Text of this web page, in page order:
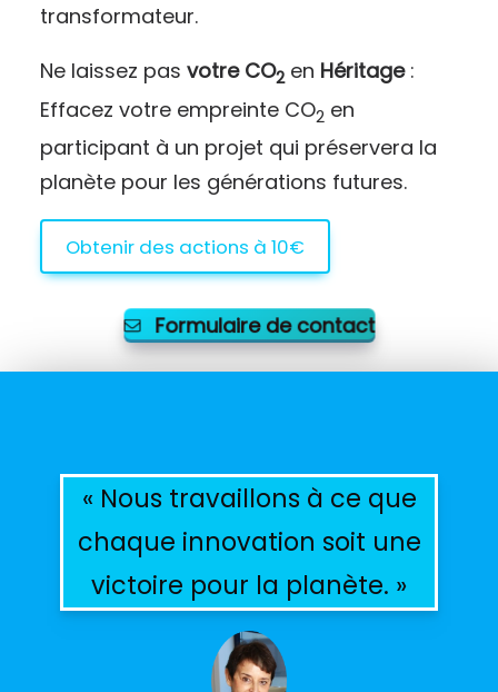
transformateur.
Ne laissez pas votre CO2en Héritage:
Effacez votre empreinte CO2 en
participant à un projet qui préservera la
planète pour les générations futures.
Obtenir des actions à 10€
Formulaire de contact
« Nous travaillons à ce que
chaque innovation soit une
victoire pour la planète. »